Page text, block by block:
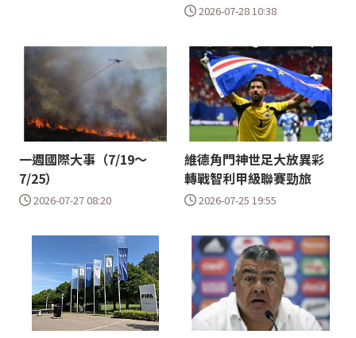
2026-07-28 10:38
一週國際大事（7/19～
7/25）
2026-07-27 08:20
維德角門神世足大放異彩
轉戰智利甲級聯賽勁旅
2026-07-25 19:55